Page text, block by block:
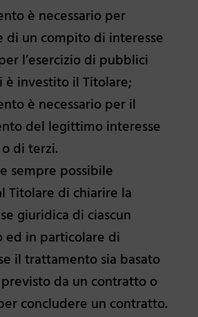
è necessario per
di un compito di interesse
l’esercizio di pubblici
investito il Titolare;
è necessario per il
del legittimo interesse
di terzi.
sempre possibile
Titolare di chiarire la
giuridica di ciascun
in particolare di
il trattamento sia basato
da un contratto o
concludere un contratto.